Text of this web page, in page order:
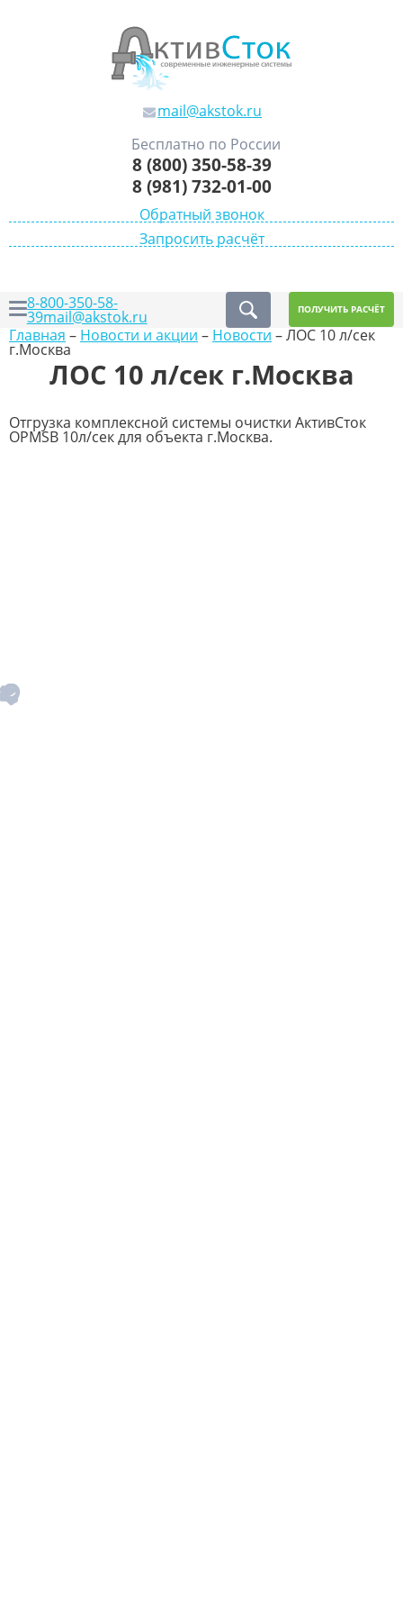
mail@akstok.ru
Бесплатно по России
8 (800) 350-58-39
8 (981) 732-01-00
Обратный звонок
Запросить расчёт
8-800-350-58-
39mail@akstok.ru ПОЛУЧИТЬ РАСЧЁТ
Главная – Новости и акции – Новости –ЛОС 10 л/сек
г.Москва
ЛОС 10 л/сек г.Москва
Отгрузка комплексной системы очистки АктивСток
OPMSB 10л/сек для объекта г.Москва.